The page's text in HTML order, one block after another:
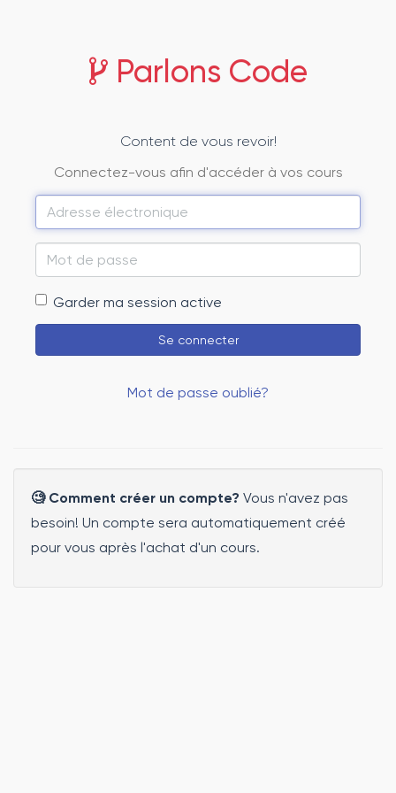
Parlons Code
Content de vous revoir!
Connectez-vous afin d'accéder à vos cours
Adresse
électronique
Mot
de
passe
Garder ma session active
Se connecter
Mot de passe oublié?
🧐 Comment créer un compte? Vous n'avez pas
besoin! Un compte sera automatiquement créé
pour vous après l'achat d'un cours.